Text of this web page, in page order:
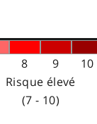
8 9
10
Risque élevé
(7 - 10)